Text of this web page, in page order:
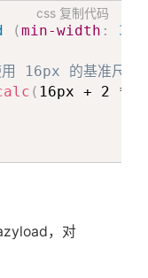
css 复制代码
(min-width :
16px 的基准尺寸
( 16px + 2 *
，对